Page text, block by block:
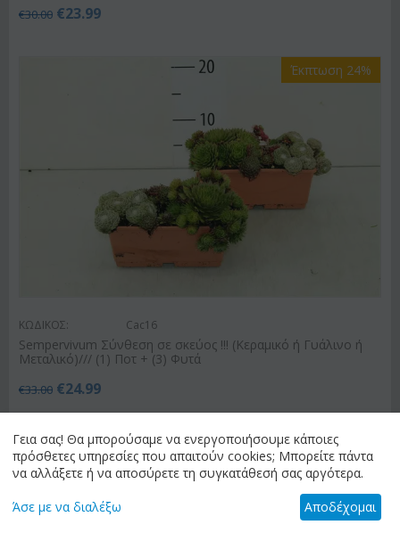
€30.00 €23.99
Έκπτωση 24%
ΚΩΔΙΚΟΣ: Cac16
Sempervivum Σύνθεση σε σκεύος !!! (Κεραμικό ή Γυάλινο ή
Μεταλικό)/// (1) Ποτ + (3) Φυτά
€33.00 €24.99
ΑΠΟΣΤΟΛΗ ΛΟΥΛΟΥΔΙΩΝ
Έχετε επιλέξει
"Ανθοπωλείο Αθήνα Κέντρο &
Γεια σας! Θα μπορούσαμε να ενεργοποιήσουμε κάποιες
πρόσθετες υπηρεσίες που απαιτούν cookies; Μπορείτε πάντα
να αλλάξετε ή να αποσύρετε τη συγκατάθεσή σας αργότερα.
Άσε με να διαλέξω Αποδέχομαι